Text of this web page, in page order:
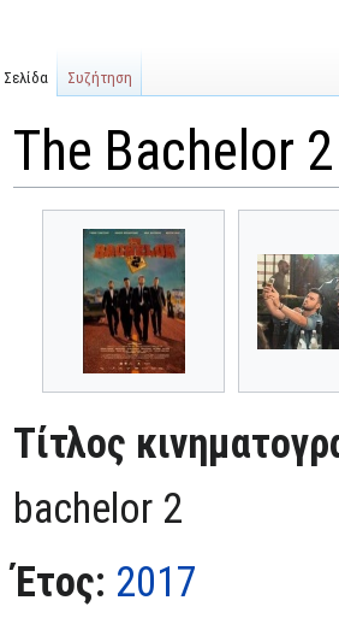
The Bachelor 2
αναζήτηση
Τίτλος
bachelor 2
Έτος: 2017
Σελίδα Συζήτηση